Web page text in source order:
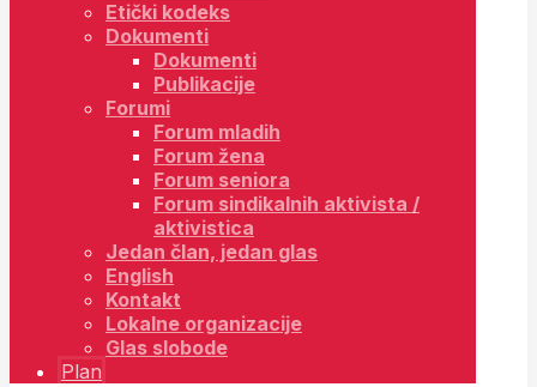
Etički kodeks
Dokumenti
Dokumenti
Publikacije
Forumi
Forum mladih
Forum žena
Forum seniora
Forum sindikalnih aktivista /
aktivistica
Jedan član, jedan glas
English
Kontakt
Lokalne organizacije
Glas slobode
Plan